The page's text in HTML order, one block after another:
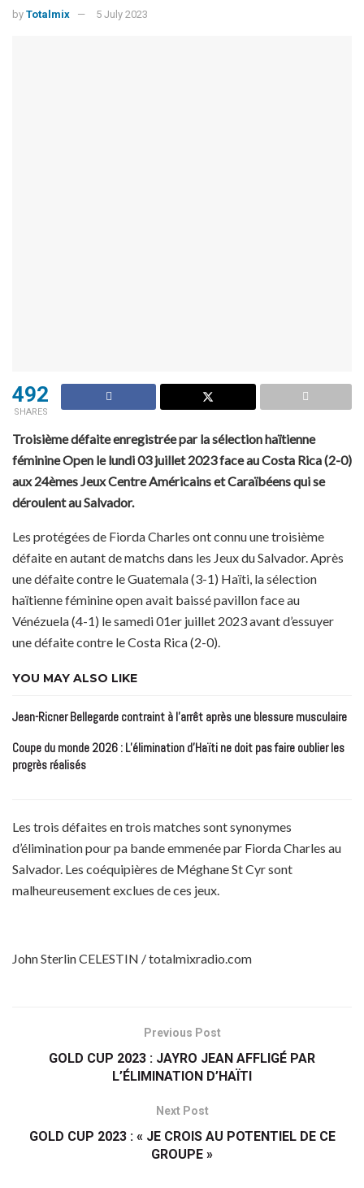
by Totalmix 5 July 2023
492
SHARES
Troisième défaite enregistrée par la sélection haïtienne
féminine Open le lundi 03 juillet 2023 face au Costa Rica (2-0)
aux 24èmes Jeux Centre Américains et Caraïbéens qui se
déroulent au Salvador.
Les protégées de Fiorda Charles ont connu une troisième
défaite en autant de matchs dans les Jeux du Salvador. Après
une défaite contre le Guatemala (3-1) Haïti, la sélection
haïtienne féminine open avait baissé pavillon face au
Vénézuela (4-1) le samedi 01er juillet 2023 avant d’essuyer
une défaite contre le Costa Rica (2-0).
YOU MAY ALSO LIKE
Jean-Ricner Bellegarde contraint à l’arrêt après une blessure musculaire
Coupe du monde 2026 : L’élimination d’Haïti ne doit pas faire oublier les
progrès réalisés
Les trois défaites en trois matches sont synonymes
d’élimination pour pa bande emmenée par Fiorda Charles au
Salvador. Les coéquipières de Méghane St Cyr sont
malheureusement exclues de ces jeux.
John Sterlin CELESTIN / totalmixradio.com
Previous Post
GOLD CUP 2023 : JAYRO JEAN AFFLIGÉ PAR
L’ÉLIMINATION D’HAÏTI
Next Post
GOLD CUP 2023 : « JE CROIS AU POTENTIEL DE CE
GROUPE »